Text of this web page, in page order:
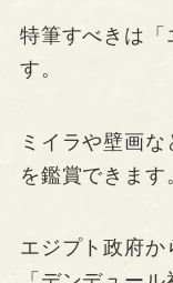
特筆すべきは「
す。
ミイラや壁画
を鑑賞できます
エジプト政府